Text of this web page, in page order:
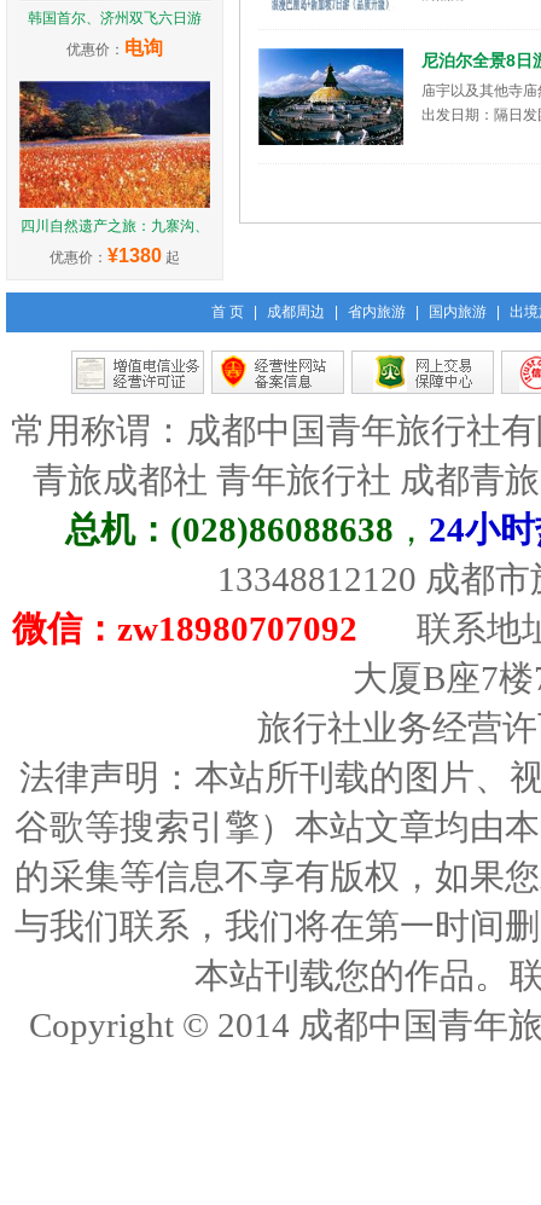
韩国首尔、济州双飞六日游
优惠价： 电询
四川自然遗产之旅：九寨沟、
优惠价： ¥1380 起
尼泊尔全景8日
庙宇以及其他寺
出发日期：隔日
首 页 成都周边 省内旅游 国内旅游 出
常用称谓：成都中国青年旅行社
青旅成都社 青年旅行社 成都青
总机：(028)86088638 ， 24小
13348812120 成都
微信：zw18980707092
联系地
大厦B座7
旅行社业务经营
法律声明：本站所刊载的图片、
谷歌等搜索引擎）本站文章均由
的采集等信息不享有版权，如果
与我们联系，我们将在第一时间
本站刊载您的作品。
Copyright © 2014 成都中国青年